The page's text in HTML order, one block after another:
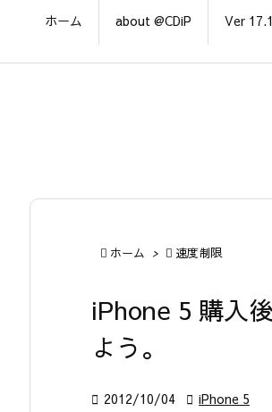
ホーム about @CDiP Ver 17.1
 ホーム >  速度制限
iPhone 5 購入
よう。
 2012/10/04  iPhone 5